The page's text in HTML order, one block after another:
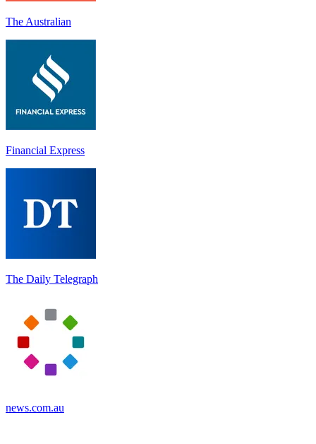
The Australian
Financial Express
The Daily Telegraph
news.com.au